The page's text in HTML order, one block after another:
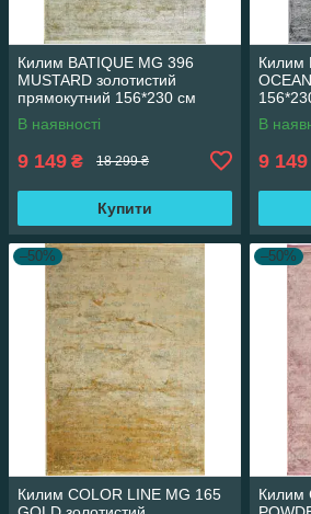
Килим BATIQUE MG 396
MUSTARD золотистий
прямокутний 156*230 см
В наявності
9 149 ₴ 18 299 ₴
Купити
Килим
В
9 149
–50%
Килим COLOR LINE MG 165
–50%
Килим